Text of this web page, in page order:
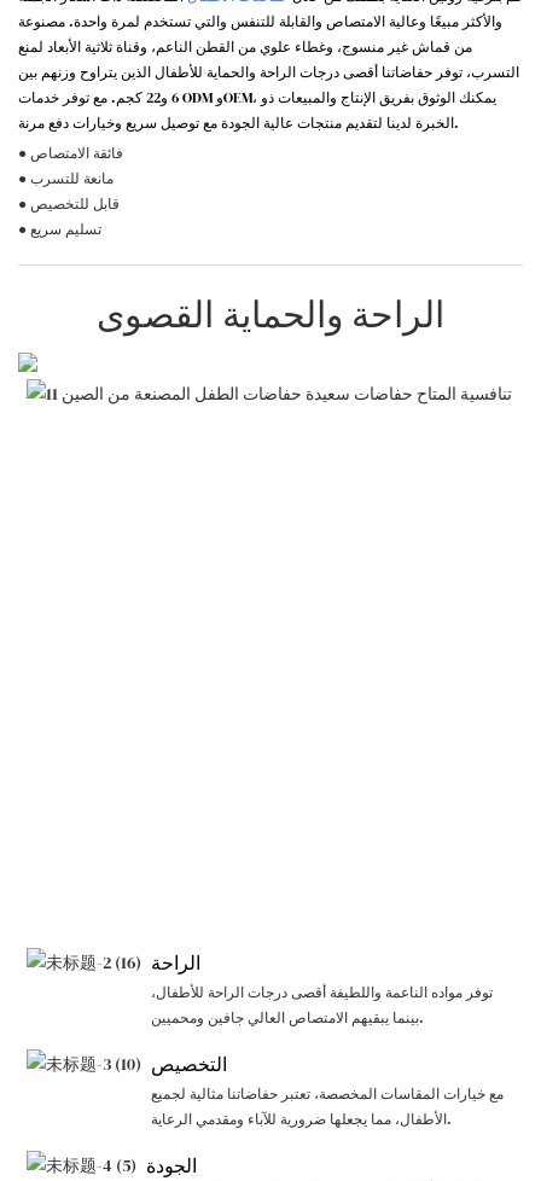
والأكثر مبيعًا وعالية الامتصاص والقابلة للتنفس والتي تستخدم لمرة واحدة. مصنوعة
من قماش غير منسوج، وغطاء علوي من القطن الناعم، وقناة ثلاثية الأبعاد لمنع
التسرب، توفر حفاضاتنا أقصى درجات الراحة والحماية للأطفال الذين يتراوح وزنهم بين
6 و22 كجم. مع توفر خدمات ODM وOEM، يمكنك الوثوق بفريق الإنتاج والمبيعات ذو
الخبرة لدينا لتقديم منتجات عالية الجودة مع توصيل سريع وخيارات دفع مرنة.
● فائقة الامتصاص
● مانعة للتسرب
● قابل للتخصيص
● تسليم سريع
الراحة والحماية القصوى
الراحة
توفر مواده الناعمة واللطيفة أقصى درجات الراحة للأطفال،
بينما يبقيهم الامتصاص العالي جافين ومحميين.
التخصيص
مع خيارات المقاسات المخصصة، تعتبر حفاضاتنا مثالية لجميع
الأطفال، مما يجعلها ضرورية للآباء ومقدمي الرعاية.
الجودة